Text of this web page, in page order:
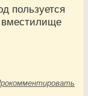
пользуется
вместилище